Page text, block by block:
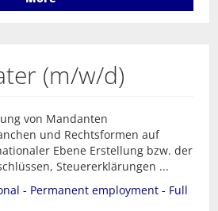
(m/w/d)
von Mandanten
und Rechtsformen auf
Ebene Erstellung bzw. der
Steuererklärungen ...
- Permanent employment - Full